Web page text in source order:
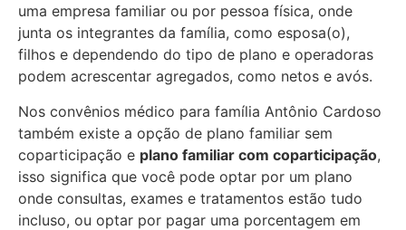
uma empresa familiar ou por pessoa física, onde
junta os integrantes da família, como esposa(o),
filhos e dependendo do tipo de plano e operadoras
podem acrescentar agregados, como netos e avós.
Nos convênios médico para família Antônio Cardoso
também existe a opção de plano familiar sem
coparticipação e plano familiar com coparticipação,
isso significa que você pode optar por um plano
onde consultas, exames e tratamentos estão tudo
incluso, ou optar por pagar uma porcentagem em